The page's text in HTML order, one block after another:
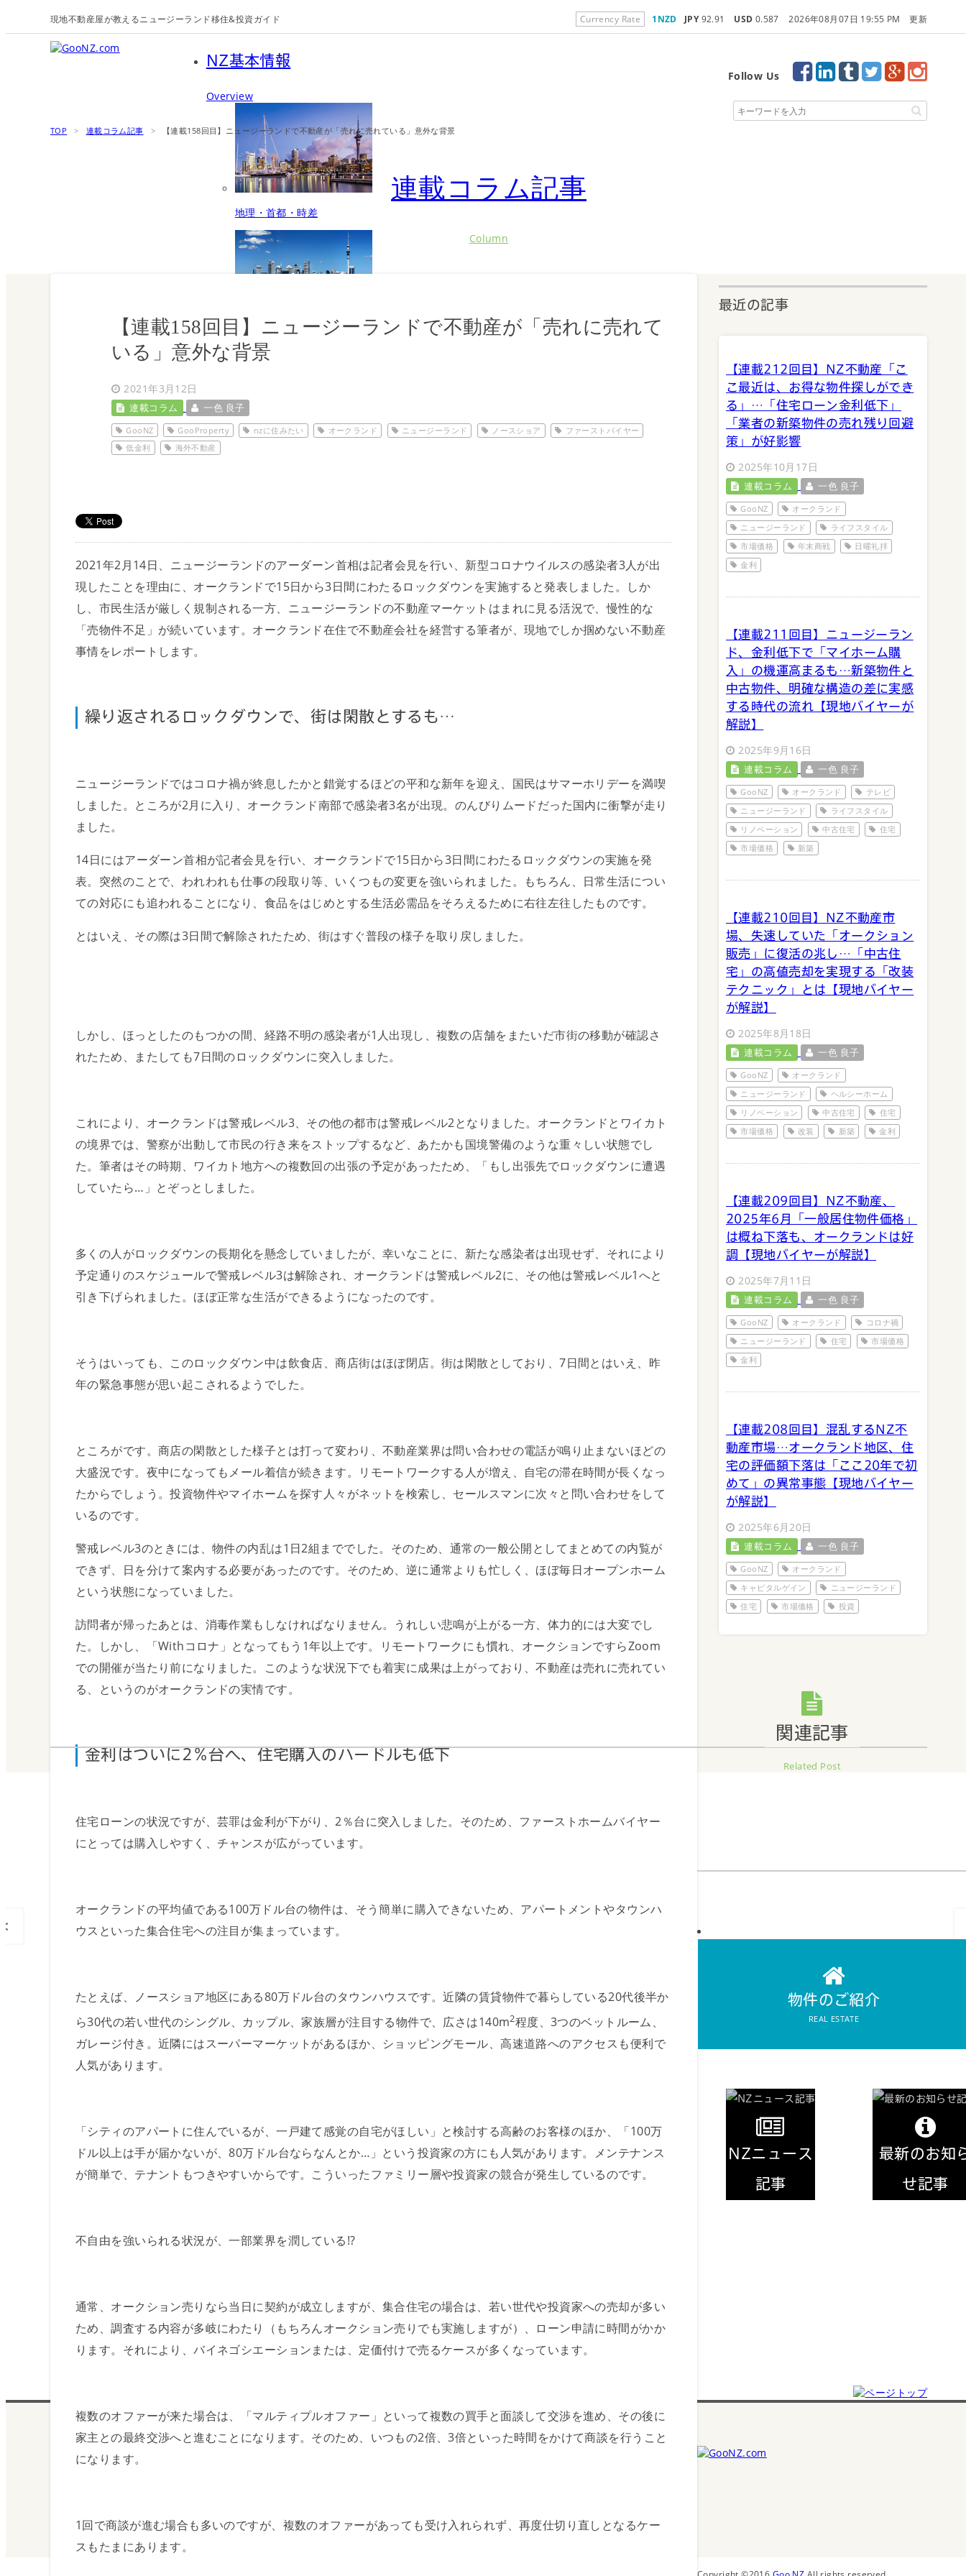
現地不動産屋が教えるニュージーランド移住&投資ガイド Currency Rate 1NZD JPY92.91 USD 0.587 2026年08月07日 19:55 PM 更新
NZ基本情報
Overview
地理・首都・時差
気候・地震・核問題・人口・言語
Immigration
移住について・メリット
投資家・起業家部門 - ビザ -
Tax
税金について
投資ガイド
不動産投資における
日本と海外の違い
不動産投資の注意点
国債について
NZの住宅不足状況
物件ガイド
物件のご紹介
地域情報
Follow Us
TOP > 連載コラム記事 > 【連載158回目】ニュージーランドで不動産が「売れに売れている」意外な背景
連載コラム記事
Column
【連載158回目】ニュージーランドで不動産が「売れに売れて
いる」意外な背景
2021年3月12日
連載コラム 一色 良子
GooNZ GooProperty nzに住みたい オークランド ニュージーランド ノースショア
ファーストバイヤー
低金利
海外不動産
2021年2月14日、ニュージーランドのアーダーン首相は記者会見を行い、新型コロナウイルスの感染者3人が出
現したことを理由に、オークランドで15日から3日間にわたるロックダウンを実施すると発表しました。しか
し、市民生活が厳しく規制される一方、ニュージーランドの不動産マーケットはまれに見る活況で、慢性的な
「売物件不足」が続いています。オークランド在住で不動産会社を経営する筆者が、現地でしか掴めない不動産
事情をレポートします。
繰り返されるロックダウンで、街は閑散とするも…
ニュージーランドではコロナ禍が終息したかと錯覚するほどの平和な新年を迎え、国民はサマーホリデーを満喫
しました。ところが2月に入り、オークランド南部で感染者3名が出現。のんびりムードだった国内に衝撃が走り
ました。
14日にはアーダーン首相が記者会見を行い、オークランドで15日から3日間にわたるロックダウンの実施を発
表。突然のことで、われわれも仕事の段取り等、いくつもの変更を強いられました。もちろん、日常生活につい
ての対応にも追われることになり、食品をはじめとする生活必需品をそろえるために右往左往したものです。
とはいえ、その際は3日間で解除されたため、街はすぐ普段の様子を取り戻しました。
しかし、ほっとしたのもつかの間、経路不明の感染者が1人出現し、複数の店舗をまたいだ市街の移動が確認さ
れたため、またしても7日間のロックダウンに突入しました。
これにより、オークランドは警戒レベル3、その他の都市は警戒レベル2となりました。オークランドとワイカト
の境界では、警察が出動して市民の行き来をストップするなど、あたかも国境警備のような重々しい状態でし
た。筆者はその時期、ワイカト地方への複数回の出張の予定があったため、「もし出張先でロックダウンに遭遇
していたら…」とぞっとしました。
多くの人がロックダウンの長期化を懸念していましたが、幸いなことに、新たな感染者は出現せず、それにより
予定通りのスケジュールで警戒レベル3は解除され、オークランドは警戒レベル2に、その他は警戒レベル1へと
引き下げられました。ほぼ正常な生活ができるようになったのです。
そうはいっても、このロックダウン中は飲食店、商店街はほぼ閉店。街は閑散としており、7日間とはいえ、昨
年の緊急事態が思い起こされるようでした。
ところがです。商店の閑散とした様子とは打って変わり、不動産業界は問い合わせの電話が鳴り止まないほどの
大盛況です。夜中になってもメール着信が続きます。リモートワークする人が増え、自宅の滞在時間が長くなっ
たからでしょう。投資物件やマイホームを探す人々がネットを検索し、セールスマンに次々と問い合わせをして
いるのです。
警戒レベル3のときには、物件の内乱は1日2組まででした。そのため、通常の一般公開としてまとめての内覧が
できず、日を分けて案内する必要があったのです。そのため、逆に通常よりも忙しく、ほぼ毎日オープンホーム
という状態になっていました。
訪問者が帰ったあとは、消毒作業もしなければなりません。うれしい悲鳴が上がる一方、体力的には大変でし
た。しかし、「Withコロナ」となってもう1年以上です。リモートワークにも慣れ、オークションですらZoom
での開催が当たり前になりました。このような状況下でも着実に成果は上がっており、不動産は売れに売れてい
る、というのがオークランドの実情です。
金利はついに2％台へ、住宅購入のハードルも低下
住宅ローンの状況ですが、芸罪は金利が下がり、2％台に突入しました。そのため、ファーストホームバイヤー
にとっては購入しやすく、チャンスが広がっています。
オークランドの平均値である100万ドル台の物件は、そう簡単に購入できないため、アパートメントやタウンハ
ウスといった集合住宅への注目が集まっています。
たとえば、ノースショア地区にある80万ドル台のタウンハウスです。近隣の賃貸物件で暮らしている20代後半か
ら30代の若い世代のシングル、カップル、家族層が注目する物件で、広さは140m2程度、3つのベットルーム、
ガレージ付き。近隣にはスーパーマーケットがあるほか、ショッピングモール、高速道路へのアクセスも便利で
人気があります。
「シティのアパートに住んでいるが、一戸建て感覚の自宅がほしい」と検討する高齢のお客様のほか、「100万
ドル以上は手が届かないが、80万ドル台ならなんとか…」という投資家の方にも人気があります。メンテナンス
が簡単で、テナントもつきやすいからです。こういったファミリー層や投資家の競合が発生しているのです。
不自由を強いられる状況が、一部業界を潤している!?
通常、オークション売りなら当日に契約が成立しますが、集合住宅の場合は、若い世代や投資家への売却が多い
ため、調査する内容が多岐にわたり（もちろんオークション売りでも実施しますが）、ローン申請に時間がかか
ります。それにより、バイネゴシエーションまたは、定価付けで売るケースが多くなっています。
複数のオファーが来た場合は、「マルティプルオファー」といって複数の買手と面談して交渉を進め、その後に
家主との最終交渉へと進むことになります。そのため、いつもの2倍、3倍といった時間をかけて商談を行うこと
になります。
1回で商談が進む場合も多いのですが、複数のオファーがあっても受け入れられず、再度仕切り直しとなるケー
スもたまにあります。
最近の記事
【連載212回目】NZ不動産「こ
こ最近は、お得な物件探しができ
る」…「住宅ローン金利低下」
「業者の新築物件の売れ残り回避
策」が好影響
2025年10月17日
連載コラム 一色 良子
GooNZ
オークランド
ニュージーランド
ライフスタイル
市場価格
年末商戦
日曜礼拝
金利
【連載211回目】ニュージーラン
ド、金利低下で「マイホーム購
入」の機運高まるも…新築物件と
中古物件、明確な構造の差に実感
する時代の流れ【現地バイヤーが
解説】
2025年9月16日
連載コラム 一色 良子
GooNZ オークランド
テレビ
ニュージーランド
ライフスタイル
リノベーション
中古住宅
住宅
市場価格
新築
【連載210回目】NZ不動産市
場、失速していた「オークション
販売」に復活の兆し…「中古住
宅」の高値売却を実現する「改装
テクニック」とは【現地バイヤー
が解説】
2025年8月18日
連載コラム 一色 良子
GooNZ
オークランド
ニュージーランド
ヘルシーホーム
リノベーション
中古住宅
住宅
市場価格
改装 新築 金利
【連載209回目】NZ不動産、
2025年6月「一般居住物件価格」
は概ね下落も、オークランドは好
調【現地バイヤーが解説】
2025年7月11日
連載コラム 一色 良子
GooNZ オークランド
コロナ禍
ニュージーランド
住宅
市場価格
金利
【連載208回目】混乱するNZ不
動産市場…オークランド地区、住
宅の評価額下落は「ここ20年で初
めて」の異常事態【現地バイヤー
が解説】
2025年6月20日
連載コラム 一色 良子
GooNZ
オークランド
キャピタルゲイン
ニュージーランド
住宅
市場価格 投資
関連記事
Related Post
<
物件のご紹介
REAL ESTATE
NZニュース
記事
最新のお知
せ記事